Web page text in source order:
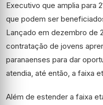
Executivo que amplia para
que podem ser
Lançado em dezembro de
contratação de jovens
paranaenses para dar
atendia, até então, a faixa
Além de estender a faixa